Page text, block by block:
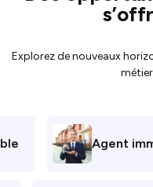
Explorez de nouveaux
Agent